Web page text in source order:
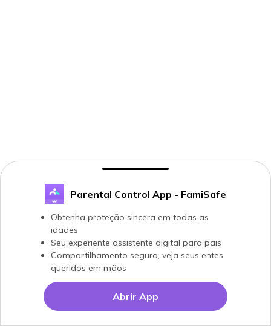
Parental Control App - FamiSafe
Obtenha proteção sincera em todas as
idades
Seu experiente assistente digital para pais
Compartilhamento seguro, veja seus entes
queridos em mãos
Abrir App